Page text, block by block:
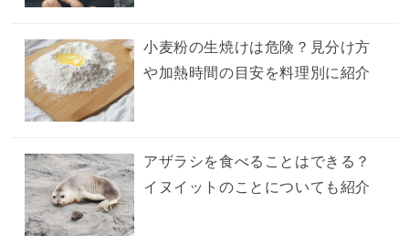
小麦粉の生焼けは危険？見分け方
や加熱時間の目安を料理別に紹介
アザラシを食べることはできる？
イヌイットのことについても紹介